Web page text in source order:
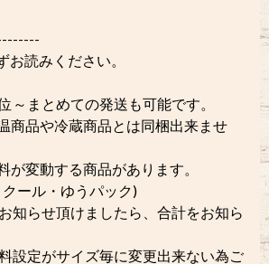
読みください。
～まとめての発送も可能です。
商品や冷蔵商品とは同梱出来ませ
変動する商品があります。
ール・ゆうパック)
知らせ頂けましたら、合計をお知ら
設定がサイズ毎に変更出来ない為ご